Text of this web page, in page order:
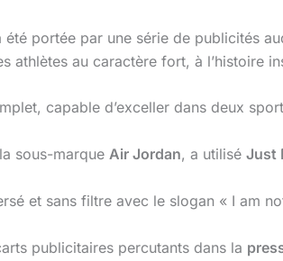
été portée par une série de publicités
athlètes au caractère fort, à l’histoire
capable d’exceller dans deux
sous-marque Air Jordan, a utilisé Just
et sans filtre avec le slogan « I am
publicitaires percutants dans la